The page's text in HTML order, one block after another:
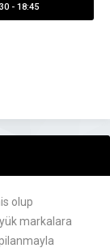
- 18:45
olup
markalara